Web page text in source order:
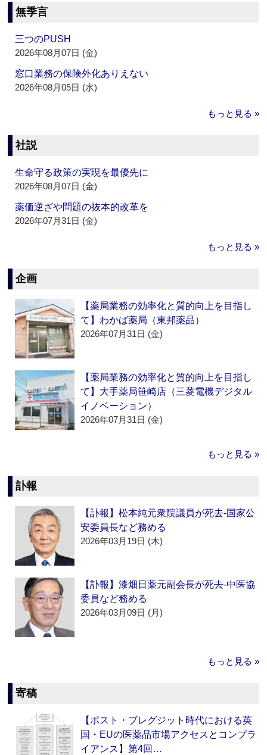
無季言
三つのPUSH
2026年08月07日 (金)
窓口業務の保険外化ありえない
2026年08月05日 (水)
もっと見る »
社説
生命守る政策の実現を最優先に
2026年08月07日 (金)
薬価逆ざや問題の抜本的改革を
2026年07月31日 (金)
もっと見る »
企画
【薬局業務の効率化と質的向上を目指し
て】わかば薬局（東邦薬品）
2026年07月31日 (金)
【薬局業務の効率化と質的向上を目指し
て】大手薬局笹崎店（三菱電機デジタル
イノベーション）
2026年07月31日 (金)
もっと見る »
訃報
【訃報】松本純元衆院議員が死去‐国家公
安委員長など務める
2026年03月19日 (木)
【訃報】漆畑日薬元副会長が死去‐中医協
委員など務める
2026年03月09日 (月)
もっと見る »
寄稿
【ポスト・ブレグジット時代における英
国・EUの医薬品市場アクセスとコンプラ
イアンス】第4回…